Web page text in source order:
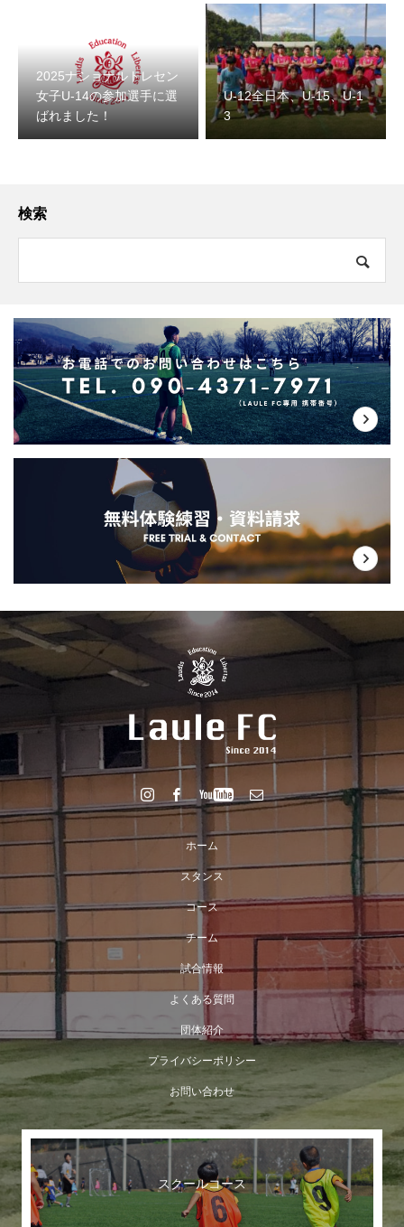
2025ナショナルトレセン
女子U-14の参加選手に選
ばれました！
U-12全日本、U-15、U-1
3
検索
ホーム
スタンス
コース
チーム
試合情報
よくある質問
団体紹介
プライバシーポリシー
お問い合わせ
スクールコース